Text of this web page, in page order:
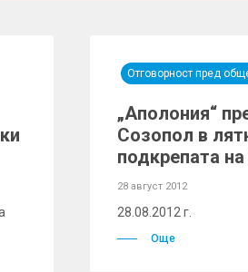
Отговорност пред
„Аполония“
Созопол в
подкрепата
28 август 2012
28.08.2012 г.
Още